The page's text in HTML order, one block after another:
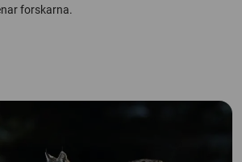
forskarna.